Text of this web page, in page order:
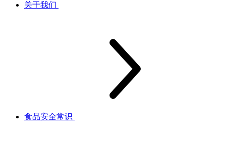
关于我们
食品安全常识